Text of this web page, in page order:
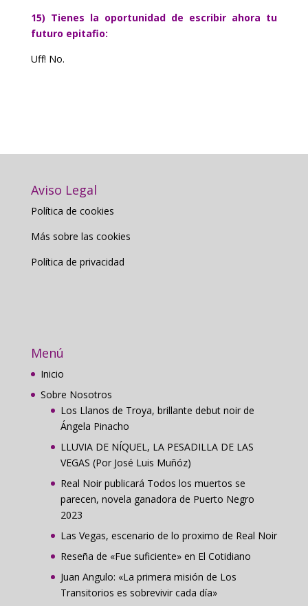
15) Tienes la oportunidad de escribir ahora tu
futuro epitafio:
Uff! No.
Aviso Legal
Política de cookies
Más sobre las cookies
Política de privacidad
Menú
Inicio
Sobre Nosotros
Los Llanos de Troya, brillante debut noir de
Ángela Pinacho
LLUVIA DE NÍQUEL, LA PESADILLA DE LAS
VEGAS (Por José Luis Muñóz)
Real Noir publicará Todos los muertos se
parecen, novela ganadora de Puerto Negro
2023
Las Vegas, escenario de lo proximo de Real Noir
Reseña de «Fue suficiente» en El Cotidiano
Juan Angulo: «La primera misión de Los
Transitorios es sobrevivir cada día»